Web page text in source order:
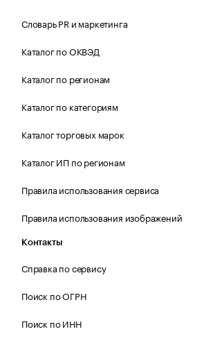
Словарь PR и маркетинга
Каталог по ОКВЭД
Каталог по регионам
Каталог по категориям
Каталог торговых марок
Каталог ИП по регионам
Правила использования сервиса
Правила использования изображений
Контакты
Справка по сервису
Поиск по ОГРН
Поиск по ИНН